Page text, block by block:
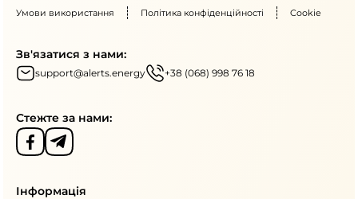
Умови використання Політика конфіденційності Cookie
Зв'язатися з нами:
support@alerts.energy +38 (068) 998 76 18
Стежте за нами:
Інформація